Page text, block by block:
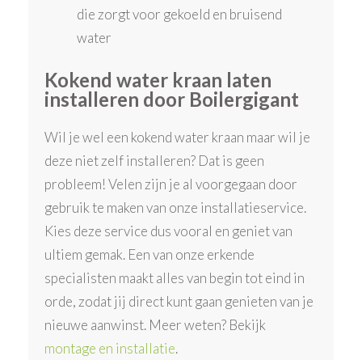
die zorgt voor gekoeld en bruisend
water
Kokend water kraan laten
installeren door Boilergigant
Wil je wel een kokend water kraan maar wil je
deze niet zelf installeren? Dat is geen
probleem! Velen zijn je al voorgegaan door
gebruik te maken van onze installatieservice.
Kies deze service dus vooral en geniet van
ultiem gemak. Een van onze erkende
specialisten maakt alles van begin tot eind in
orde, zodat jij direct kunt gaan genieten van je
nieuwe aanwinst. Meer weten? Bekijk
montage en installatie.